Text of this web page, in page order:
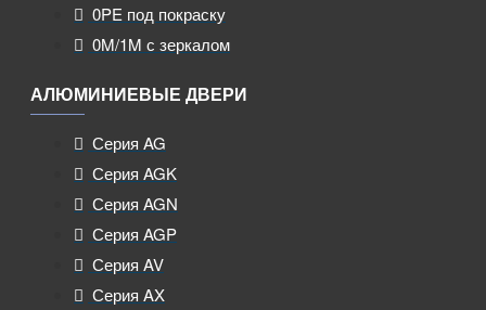
0PE под покраску
0M/1M с зеркалом
АЛЮМИНИЕВЫЕ ДВЕРИ
Серия AG
Серия AGK
Серия AGN
Серия AGP
Серия AV
Серия AX